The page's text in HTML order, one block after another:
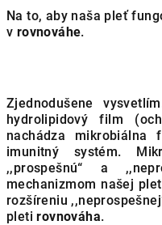
Na to, aby naša pleť
v rovnováhe.
Zjednodušene
hydrolipidový film
nachádza
imunitný systém.
,,prospešnú“ a
mechanizmom našej
rozšíreniu
pletirovnováha.